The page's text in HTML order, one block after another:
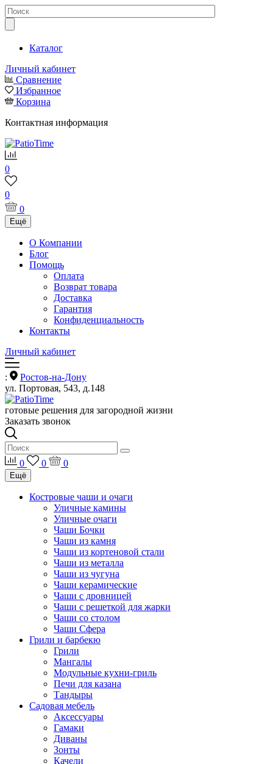
Каталог
Личный кабинет
Сравнение
Избранное
Корзина
Контактная информация
0
0
0
Ещё
О Компании
Блог
Помощь
Оплата
Возврат товара
Доставка
Гарантия
Конфиденциальность
Контакты
Личный кабинет
:
Ростов-на-Дону
ул. Портовая, 543, д.148
готовые решения для загородной жизни
Заказать звонок
0 0 0
Ещё
Костровые чаши и очаги
Уличные камины
Уличные очаги
Чаши Бочки
Чаши из камня
Чаши из кортеновой стали
Чаши из металла
Чаши из чугуна
Чаши керамические
Чаши с дровницей
Чаши с решеткой для жарки
Чаши со столом
Чаши Сфера
Грили и барбекю
Грили
Мангалы
Модульные кухни-гриль
Печи для казана
Тандыры
Садовая мебель
Аксессуары
Гамаки
Диваны
Зонты
Качели